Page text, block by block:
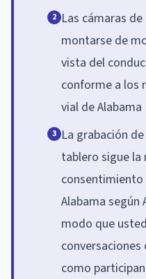
2 Las cámaras
montarse de
vista del
conforme a los
vial de Alabama
3 La grabación
tablero sigue la
consentimiento
Alabama según
modo que
como